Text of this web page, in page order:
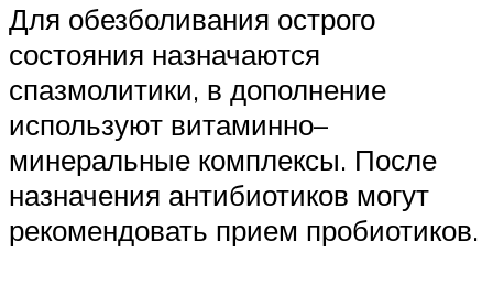
Для обезболивания острого
состояния назначаются
спазмолитики, в дополнение
используют витаминно–
минеральные комплексы. После
назначения антибиотиков могут
рекомендовать прием пробиотиков.